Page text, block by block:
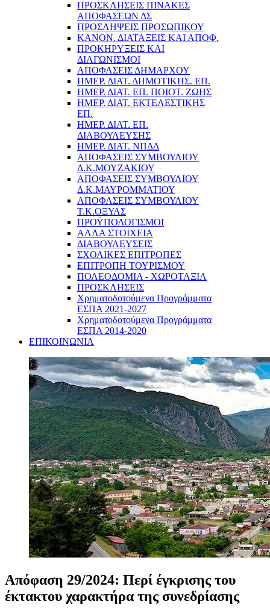
ΠΡΟΣΚΛΗΣΕΙΣ ΠΙΝΑΚΕΣ
ΑΠΟΦΑΣΕΩΝ ΔΣ
ΠΡΟΣΛΗΨΕΙΣ ΠΡΟΣΩΠΙΚΟΥ
ΚΑΝΟΝ. ΔΙΑΤΑΞΕΙΣ ΚΑΙ ΑΠΟΦ.
ΠΡΟΚΗΡΥΞΕΙΣ ΚΑΙ
ΔΙΑΓΩΝΙΣΜΟΙ
ΑΠΟΦΑΣΕΙΣ ΔΗΜΑΡΧΟΥ
ΗΜΕΡ. ΔΙΑΤ. ΔΗΜΟΤΙΚΗΣ. ΕΠ.
ΗΜΕΡ. ΔΙΑΤ. ΕΠ. ΠΟΙOΤ. ΖΩΗΣ
ΗΜΕΡ. ΔΙΑΤ. ΕΚΤΕΛΕΣΤΙΚΗΣ
ΕΠ.
ΗΜΕΡ. ΔΙΑΤ. ΕΠ.
ΔΙΑΒΟΥΛΕΥΣΗΣ
ΗΜΕΡ. ΔΙΑΤ. ΝΠΔΔ
ΑΠΟΦΑΣΕΙΣ ΣΥΜΒΟΥΛΙΟΥ
Δ.Κ.ΜΟΥΖΑΚΙΟΥ
ΑΠΟΦΑΣΕΙΣ ΣΥΜΒΟΥΛΙΟΥ
Δ.Κ.ΜΑΥΡΟΜΜΑΤΙΟΥ
ΑΠΟΦΑΣΕΙΣ ΣΥΜΒΟΥΛΙΟΥ
Τ.Κ.ΟΞΥΑΣ
ΠΡΟΫΠΟΛΟΓΙΣΜΟΙ
ΑΛΛΑ ΣΤΟΙΧΕΙΑ
ΔΙΑΒΟΥΛΕΥΣΕΙΣ
ΣΧΟΛΙΚΕΣ ΕΠΙΤΡΟΠΕΣ
ΕΠΙΤΡΟΠΗ ΤΟΥΡΙΣΜΟΥ
ΠΟΛΕΟΔΟΜΙΑ - ΧΩΡΟΤΑΞΙΑ
ΠΡΟΣΚΛΗΣΕΙΣ
Χρηματοδοτούμενα Προγράμματα
ΕΣΠΑ 2021-2027
Χρηματοδοτούμενα Προγράμματα
ΕΣΠΑ 2014-2020
ΕΠΙΚΟΙΝΩΝΙΑ
Απόφαση 29/2024: Περί έγκρισης του
έκτακτου χαρακτήρα της συνεδρίασης